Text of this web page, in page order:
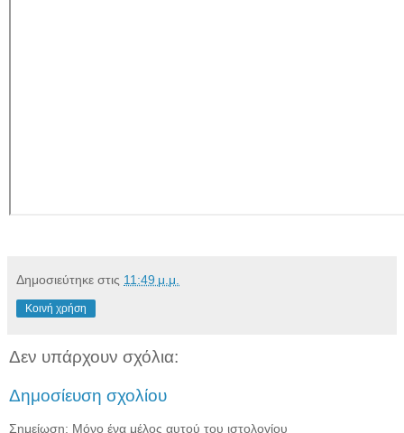
Δημοσιεύτηκε στις 11:49 μ.μ.
Κοινή χρήση
Δεν υπάρχουν σχόλια:
Δημοσίευση σχολίου
Σημείωση: Μόνο ένα μέλος αυτού του ιστολογίου